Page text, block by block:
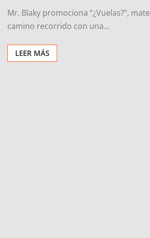
Mr. Blaky promociona “¿Vuelas?”,
camino recorrido con una…
LEER MÁS